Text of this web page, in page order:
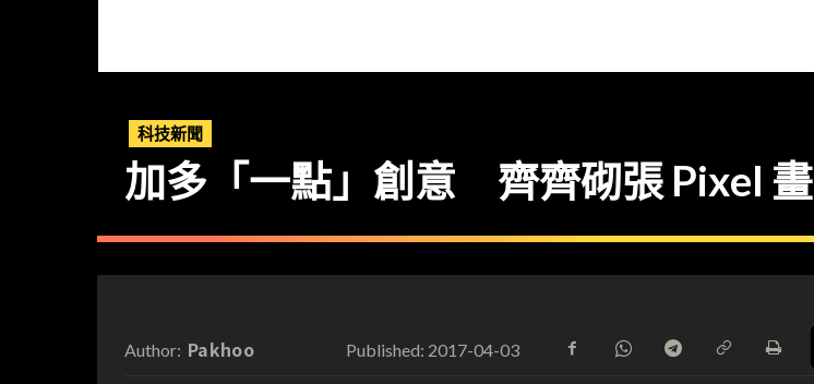
科技新聞
加多「一點」創意 齊齊砌張 Pixel 畫
Author: Pakhoo Published: 2017-04-03